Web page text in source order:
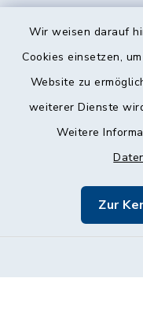
Wir weisen darauf
Cookies einsetzen,
Website zu
weiterer Dienste
Weitere
Zur